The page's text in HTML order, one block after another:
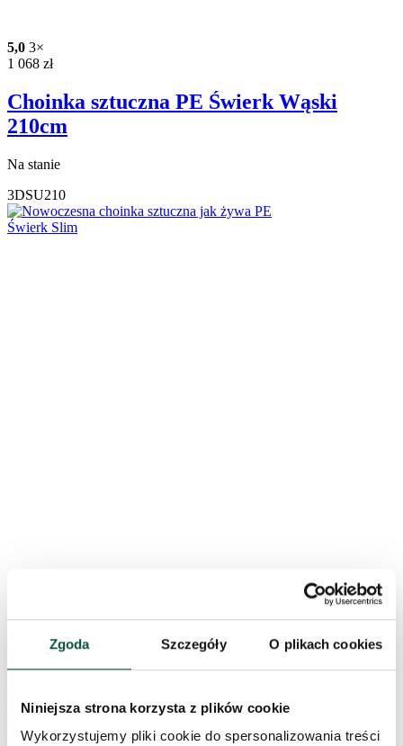
Zgoda Szczegóły O plikach cookies
Niniejsza strona korzysta z plików cookie
Wykorzystujemy pliki cookie do spersonalizowania treści
5,0 3×
1 068 zł
Choinka sztuczna PE Świerk Wąski
210cm
Na stanie
3DSU210